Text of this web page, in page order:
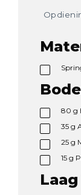
80 g
35 g
25 g
15 g
Laag